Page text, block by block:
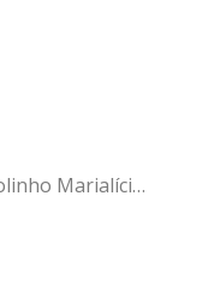
Marialícia